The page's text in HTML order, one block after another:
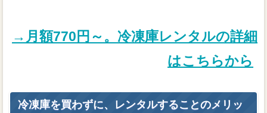
→月額770円～。冷凍庫レンタルの詳細
はこちらから
冷凍庫を買わずに、レンタルすることのメリッ